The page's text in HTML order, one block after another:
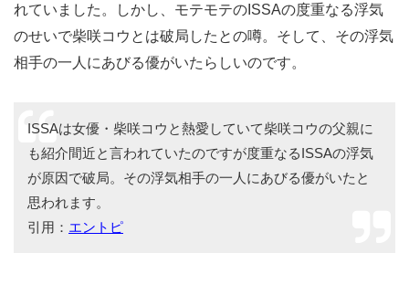
れていました。しかし、モテモテのISSAの度重なる浮気
のせいで柴咲コウとは破局したとの噂。そして、その浮気
相手の一人にあびる優がいたらしいのです。
ISSAは女優・柴咲コウと熱愛していて柴咲コウの父親に
も紹介間近と言われていたのですが度重なるISSAの浮気
が原因で破局。その浮気相手の一人にあびる優がいたと
思われます。
引用： エントピ